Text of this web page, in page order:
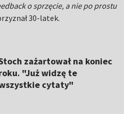
o sprzęcie, a nie po prostu
30-latek.
zażartował na koniec
"Już widzę te
cytaty"